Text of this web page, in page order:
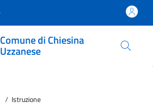
Comune di Chiesina
Uzzanese
/ Istruzione